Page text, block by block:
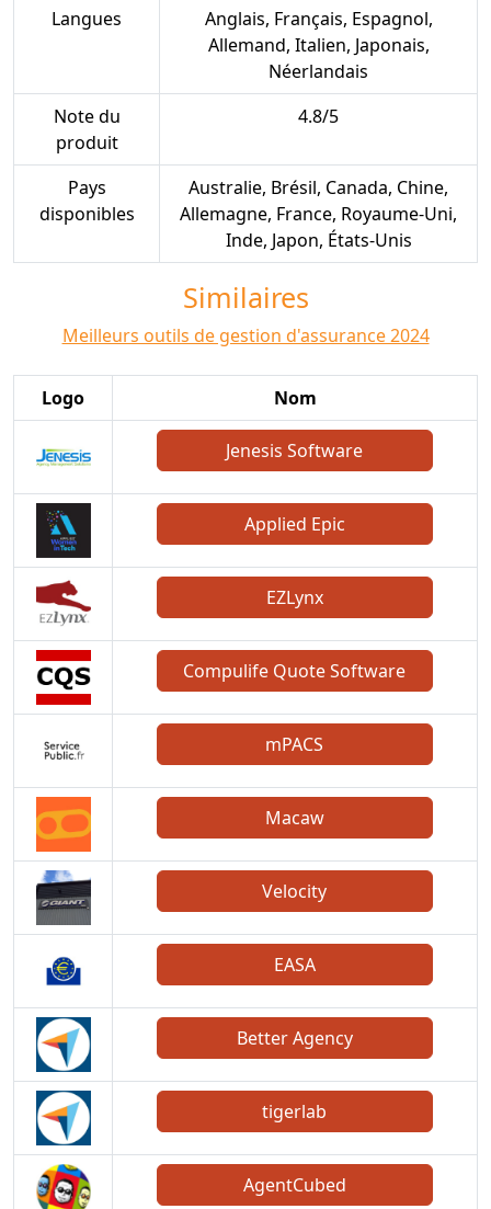
Langues
Anglais, Français, Espagnol,
Allemand, Italien, Japonais,
Néerlandais
Note du
produit
4.8/5
Pays
disponibles
Australie, Brésil, Canada, Chine,
Allemagne, France, Royaume-Uni,
Inde, Japon, États-Unis
Similaires
Meilleurs outils de gestion d'assurance 2024
Logo Nom
Jenesis Software
Applied Epic
EZLynx
Compulife Quote Software
mPACS
Macaw
Velocity
EASA
Better Agency
tigerlab
AgentCubed